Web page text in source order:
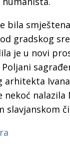
bila
gradskog
je u novi
arhitekta
nekoć nalazila
slavjanskom